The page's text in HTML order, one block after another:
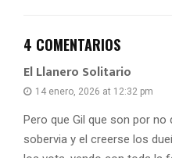
4 COMENTARIOS
El Llanero Solitario
14 enero, 2026 at 12:32 pm
Pero que Gil que son por
sobervia y el creerse los